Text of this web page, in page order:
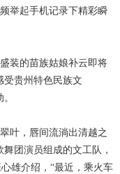
举起手机记录下精彩瞬
装的苗族姑娘补云即将
受贵州特色民族文
叶，唇间流淌出清越之
团演员组成的文工队，
雄介绍，“最近，乘火车